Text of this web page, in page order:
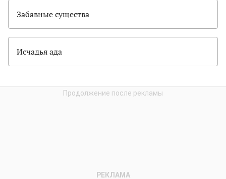
Забавные существа
Исчадья ада